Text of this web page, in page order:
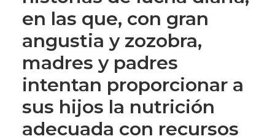
en las que, con gran
angustia y zozobra,
madres y padres
intentan proporcionar a
sus hijos la nutrición
adecuada con recursos